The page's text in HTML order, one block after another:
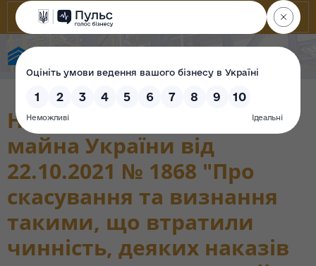
Наказ Фонду державного
майна України від
22.10.2021 № 1868 "Про
скасування та визнання
такими, що втратили
чинність, деяких наказів